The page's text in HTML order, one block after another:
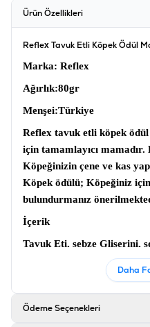
Ürün Özellikleri
Reflex Tavuk Etli Köpek Ödül
Marka: Reflex
Ağırlık:80gr
Menşei:Türkiye
Reflex tavuk etli köpek ödül
için tamamlayıcı mamadır.
Köpeğinizin çene ve kas
Köpek ödülü; Köpeğiniz
bulundurmanız
İçerik
Tavuk Eti, sebze Gliserini,
Nem %18
Daha
Ödeme Seçenekleri